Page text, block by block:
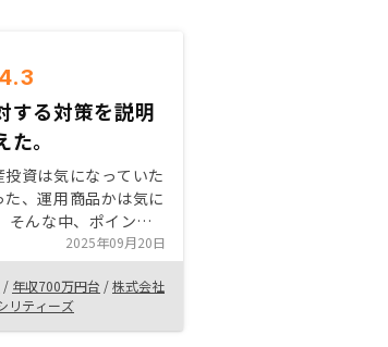
4.3
する対策を説明
。
資は気になっていた
た、運用商品かは気に
そんな中、ポイント
聞いてみようと思え
いてみたらリスクは
しっかりとリスクを少
なっていたのでチャ
。
2025年09月20日
/ 年収700万円台 /株式会社
リティーズ